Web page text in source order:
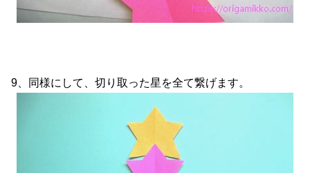
9、同様にして、切り取った星を全て繋げます。